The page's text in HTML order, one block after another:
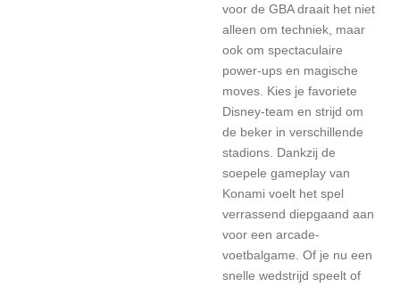
voor de GBA draait het niet
alleen om techniek, maar
ook om spectaculaire
power-ups en magische
moves. Kies je favoriete
Disney-team en strijd om
de beker in verschillende
stadions. Dankzij de
soepele gameplay van
Konami voelt het spel
verrassend diepgaand aan
voor een arcade-
voetbalgame. Of je nu een
snelle wedstrijd speelt of